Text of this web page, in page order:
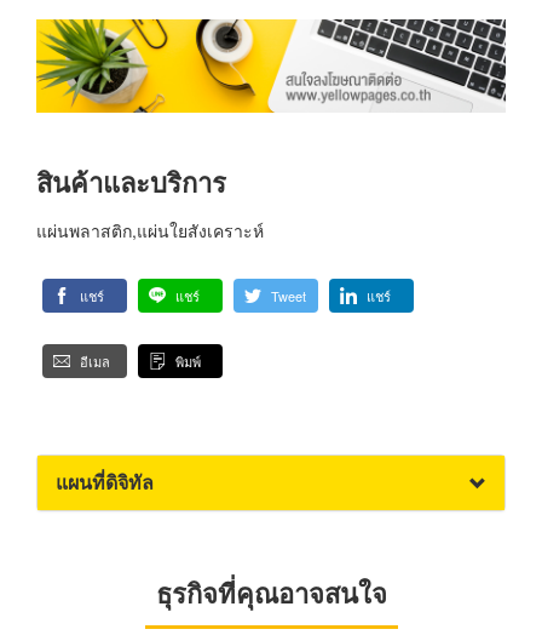
สินค้าและบริการ
แผ่นพลาสติก,แผ่นใยสังเคราะห์
แชร์ แชร์ Tweet แชร์
อีเมล พิมพ์
แผนที่ดิจิทัล
ธุรกิจที่คุณอาจสนใจ